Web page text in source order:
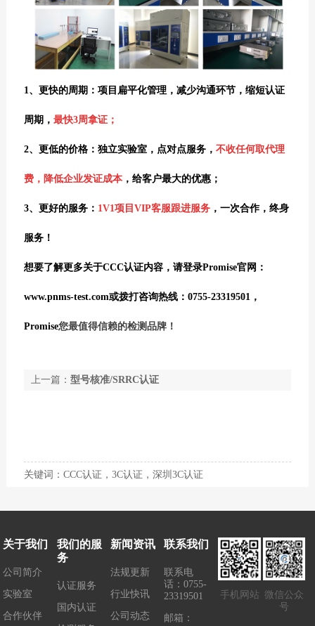
1、 更快的周期：项目扁平化管理，减少沟通环节，缩短认证
周期， 最快3周拿证；
2、 更低的价格：独立实验室，点对点服务， 不收任何取代理
费，降低企业发证成本，给客户最大的优惠；
3、 更好的服务： 1V1项目VIP客服跟进服务，一次合作，终身
服务！
想要了解更多关于CCC认证内容，请登录Promise官网：
www.pnms-test.com或拨打咨询热线：0755-23319501，
Promise您最值得信赖的检测品牌！
上一篇： 型号核准/SRRC认证
关键词：CCC认证，3C认证，深圳3C认证
关于我们
公司简介
实验室
合作伙伴
我们的服
务
认证服务
国内认证
新闻资讯
法规更新
行业快讯
公司动态
联系我们
联系电
话：0755-
23319501
邮箱：
手机网站 微信公众
号